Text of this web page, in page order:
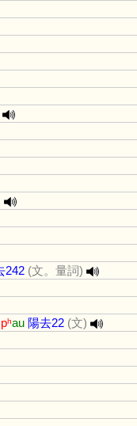
242 (文。量詞)
pʰau 陽去22 (文)